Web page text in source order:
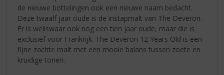
de nieuwe bottelingen ook een nieuwe naam bedacht.
Deze twaalf jaar oude is de instapmalt van The Deveron.
Er is weliswaar ook nog een tien jaar oude, maar die is
exclusief voor Frankrijk. The Deveron 12 Years Old is een
fijne zachte malt met een mooie balans tussen zoete en
kruidige tonen.